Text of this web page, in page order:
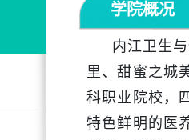
学院概况
内江卫生
里、甜蜜之城
科职业院校，
特色鲜明的医